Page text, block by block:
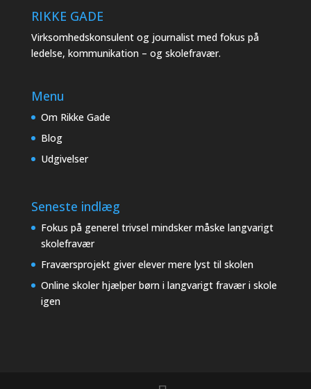
RIKKE GADE
Virksomhedskonsulent og journalist med fokus på
ledelse, kommunikation – og skolefravær.
Menu
Om Rikke Gade
Blog
Udgivelser
Seneste indlæg
Fokus på generel trivsel mindsker måske langvarigt
skolefravær
Fraværsprojekt giver elever mere lyst til skolen
Online skoler hjælper børn i langvarigt fravær i skole
igen